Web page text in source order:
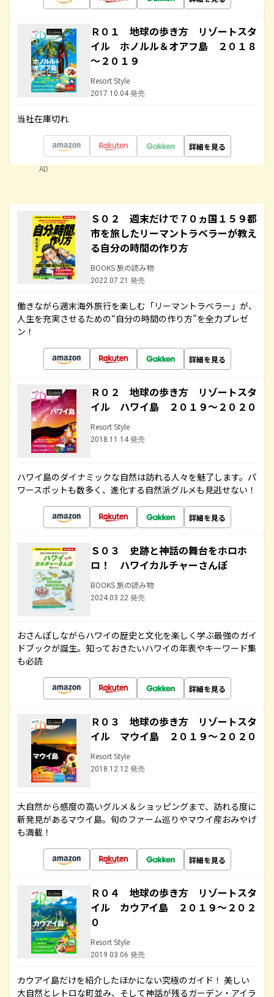
Ｒ０１ 地球の歩き方 リゾートスタ
イル ホノルル＆オアフ島 ２０１８
～２０１９
Resort Style
2017.10.04 発売
当社在庫切れ
詳細を見る
AD
Ｓ０２ 週末だけで７０ヵ国１５９都
市を旅したリーマントラベラーが教え
る自分の時間の作り方
BOOKS 旅の読み物
2022.07.21 発売
働きながら週末海外旅行を楽しむ「リーマントラベラー」が、
人生を充実させるための“自分の時間の作り方”を全力プレゼ
ン！
詳細を見る
Ｒ０２ 地球の歩き方 リゾートスタ
イル ハワイ島 ２０１９～２０２０
Resort Style
2018.11.14 発売
ハワイ島のダイナミックな自然は訪れる人々を魅了します。パ
ワースポットも数多く、進化する自然派グルメも見逃せない！
詳細を見る
Ｓ０３ 史跡と神話の舞台をホロホ
ロ！ ハワイカルチャーさんぽ
BOOKS 旅の読み物
2024.03.22 発売
おさんぽしながらハワイの歴史と文化を楽しく学ぶ最強のガイ
ドブックが誕生。知っておきたいハワイの年表やキーワード集
も必読
詳細を見る
Ｒ０３ 地球の歩き方 リゾートスタ
イル マウイ島 ２０１９～２０２０
Resort Style
2018.12.12 発売
大自然から感度の高いグルメ＆ショッピングまで、訪れる度に
新発見があるマウイ島。旬のファーム巡りやマウイ産おみやげ
も満載！
詳細を見る
Ｒ０４ 地球の歩き方 リゾートスタ
イル カウアイ島 ２０１９～２０２
０
Resort Style
2019.03.06 発売
カウアイ島だけを紹介したほかにない究極のガイド！ 美しい
大自然とレトロな町並み、そして神話が残るガーデン・アイラ